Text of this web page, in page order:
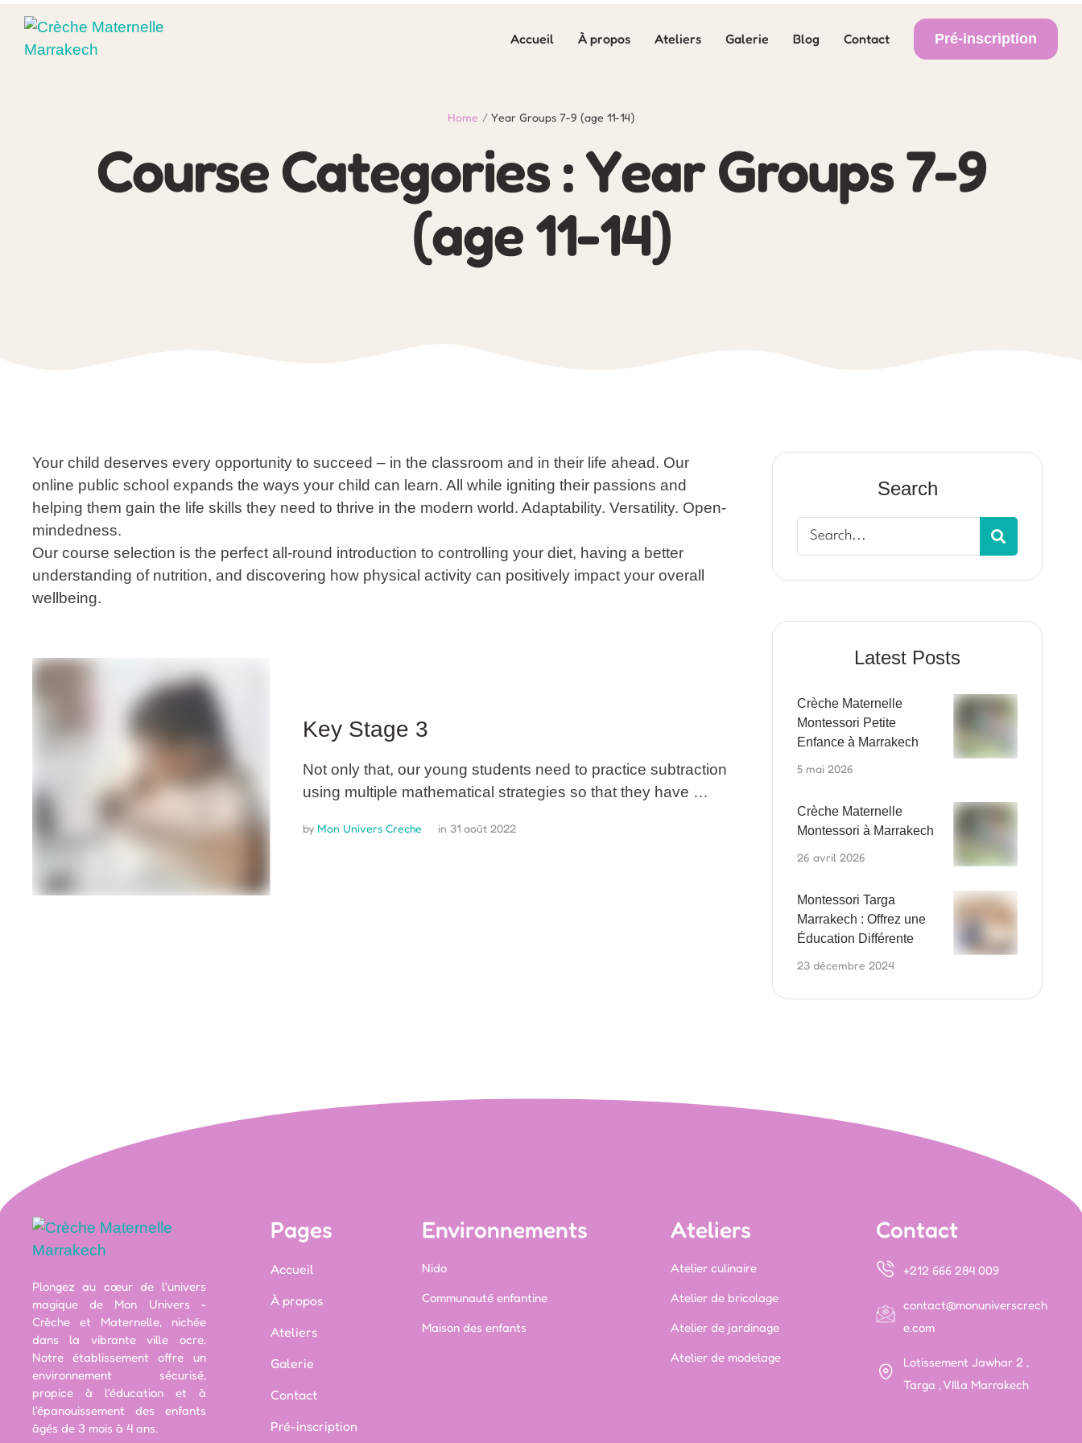
Accueil À propos Ateliers Galerie Blog Contact Pré-inscription
Home / Year Groups 7-9 (age 11-14)
Course Categories :Year Groups 7-9
(age 11-14)
Your child deserves every opportunity to succeed – in the classroom and in their life ahead. Our
online public school expands the ways your child can learn. All while igniting their passions and
helping them gain the life skills they need to thrive in the modern world. Adaptability. Versatility. Open-
mindedness.
Our course selection is the perfect all-round introduction to controlling your diet, having a better
understanding of nutrition, and discovering how physical activity can positively impact your overall
wellbeing.
Key Stage 3
Not only that, our young students need to practice subtraction
using multiple mathematical strategies so that they have …
by Mon Univers Creche in 31 août 2022
Search
Latest Posts
Crèche Maternelle
Montessori Petite
Enfance à Marrakech
5 mai 2026
Crèche Maternelle
Montessori à Marrakech
26 avril 2026
Montessori Targa
Marrakech : Offrez une
Éducation Différente
23 décembre 2024
Plongez au cœur de l'univers
magique de Mon Univers -
Crèche et Maternelle, nichée
dans la vibrante ville ocre.
Notre établissement offre un
environnement sécurisé,
propice à l'éducation et à
l'épanouissement des enfants
âgés de 3 mois à 4 ans.
Pages
Accueil
À propos
Ateliers
Galerie
Contact
Pré-inscription
Environnements
Nido
Communauté enfantine
Maison des enfants
Ateliers
Atelier culinaire
Atelier de bricolage
Atelier de jardinage
Atelier de modelage
Contact
+212 666 284 009
contact@monuniverscrech
e.com
Lotissement Jawhar 2 ,
Targa , VIlla Marrakech